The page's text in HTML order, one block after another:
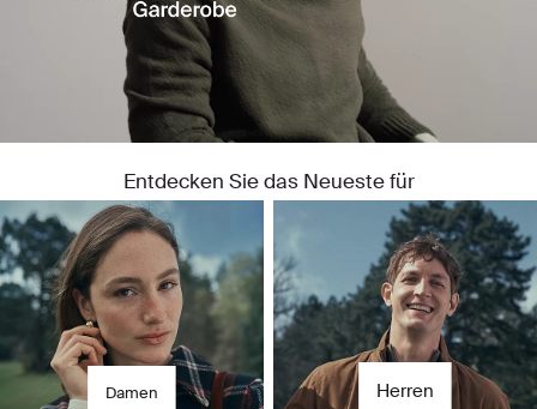
Für sie
Für ihn
Entdecken Sie das Neueste für
Damen Herren